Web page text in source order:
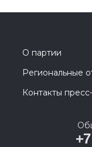
О партии
Региональные
Контакты